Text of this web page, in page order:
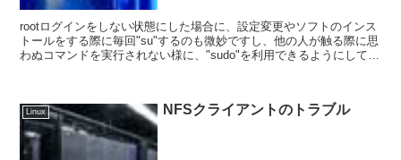
rootログインをしない状態にした場合に、設定変更やソフトのインス
トールをする際に毎回"su"するのも微妙ですし、他の人が触る際に思
わぬコマンドを実行されない様に、"sudo"を利用できるようにしてお
Linux NFSクライアントのトラブル